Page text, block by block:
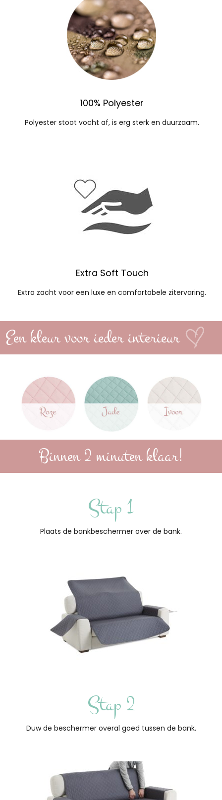
100% Polyester
Polyester stoot vocht af, is erg sterk en duurzaam.
Extra Soft Touch
Extra zacht voor een luxe en comfortabele zitervaring.
Een kleur voor ieder interieur
Binnen 2 minuten klaar!
Stap 1
Plaats de bankbeschermer over de bank.
Stap 2
Duw de beschermer overal goed tussen de bank.